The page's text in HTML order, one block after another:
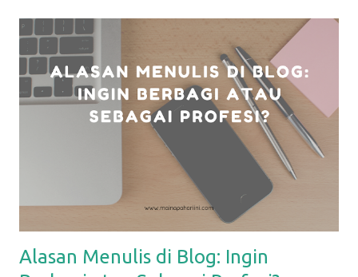
lakukan, dan bisa Mamah coba lakukan juga. Life Hack #1: Dry
Erase Sheet di Kulkas Dry erase sheet yang aku maksud disini
adalah media apapun untuk menulis : bisa papan tulis, atau
kertas memo. Kebetulan yang aku pakai adalah kertas yang
sudah dilaminating . Sebelumnya, aku bikin desain sederhana di
aplikasi Canva, lalu aku print dan laminating, sehingga bisa
ditulisi dengan spidol dan dihapus. Kertas ini kemudian aku t...
Alasan Menulis di Blog: Ingin